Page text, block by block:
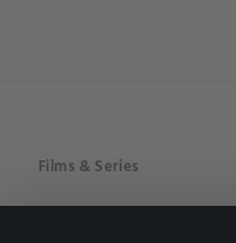
Films & Series